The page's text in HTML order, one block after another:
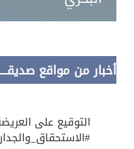
أخبار من مواقع
التوقيع على